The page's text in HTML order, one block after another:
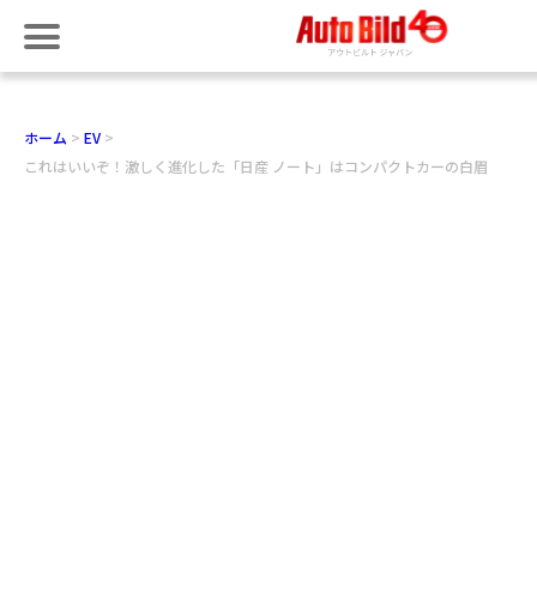
ホーム
EV
これはいいぞ！激しく進化した「日産 ノート」はコンパクトカーの白眉